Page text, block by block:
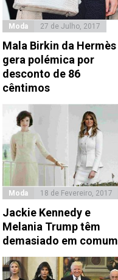
Moda 27 de Julho, 2017
Mala Birkin da Hermès
gera polémica por
desconto de 86
cêntimos
Moda 18 de Fevereiro, 2017
Jackie Kennedy e
Melania Trump têm
demasiado em comum